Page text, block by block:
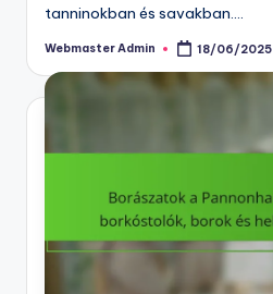
tanninokban és savakban.…
Posted
Webmaster Admin 18/06/2025